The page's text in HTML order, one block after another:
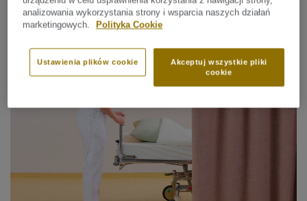
IQ EMINENT
analizowania wykorzystania strony i wsparcia naszych działań
marketingowych.
Polityka Cookie
Akceptuj wszystkie pliki
cookie
Ustawienia plików cookie